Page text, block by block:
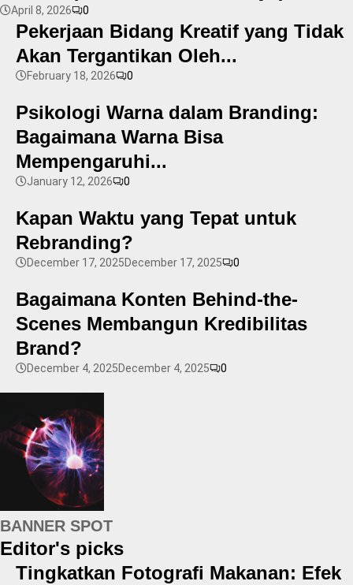
April 8, 2026 0
Pekerjaan Bidang Kreatif yang Tidak
Akan Tergantikan Oleh...
February 18, 2026 0
Psikologi Warna dalam Branding:
Bagaimana Warna Bisa
Mempengaruhi...
January 12, 2026 0
Kapan Waktu yang Tepat untuk
Rebranding?
December 17, 2025December 17, 2025 0
Bagaimana Konten Behind-the-
Scenes Membangun Kredibilitas
Brand?
December 4, 2025December 4, 2025 0
BANNER SPOT
Editor's picks
Tingkatkan Fotografi Makanan: Efek